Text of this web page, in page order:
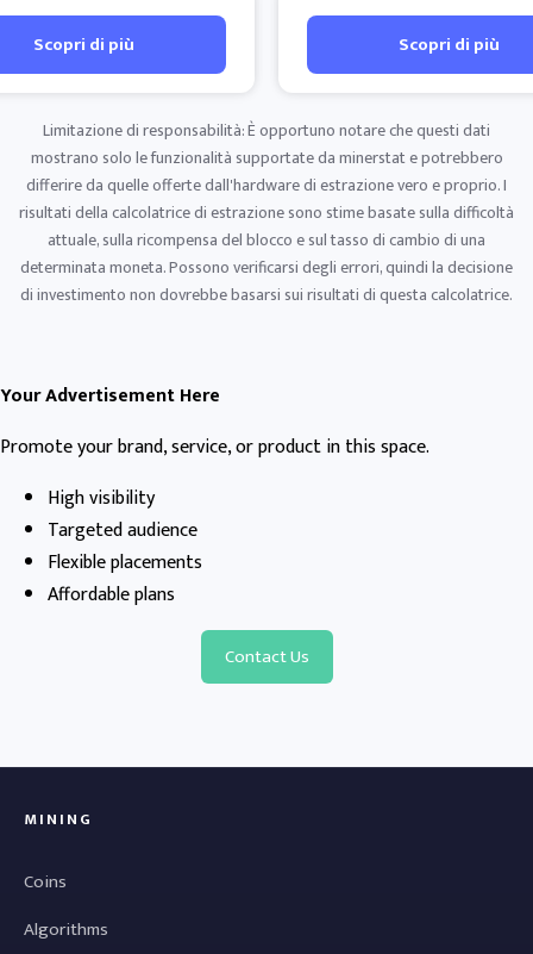
Scopri di più Scopri di più
Limitazione di responsabilità: È opportuno notare che questi dati
mostrano solo le funzionalità supportate da minerstat e potrebbero
differire da quelle offerte dall'hardware di estrazione vero e proprio. I
risultati della calcolatrice di estrazione sono stime basate sulla difficoltà
attuale, sulla ricompensa del blocco e sul tasso di cambio di una
determinata moneta. Possono verificarsi degli errori, quindi la decisione
di investimento non dovrebbe basarsi sui risultati di questa calcolatrice.
Your Advertisement Here
Promote your brand, service, or product in this space.
High visibility
Targeted audience
Flexible placements
Affordable plans
Contact Us
MINING
Coins
Algorithms